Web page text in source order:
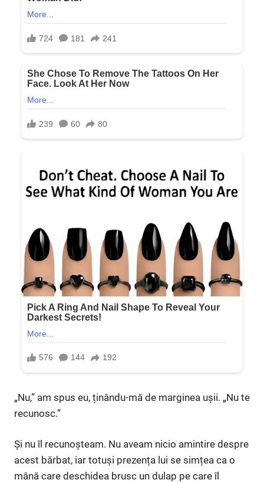
„Nu,” am spus eu, ținându-mă de marginea ușii. „Nu te
recunosc.”
Și nu îl recunoșteam. Nu aveam nicio amintire despre
acest bărbat, iar totuși prezența lui se simțea ca o
mână care deschidea brusc un dulap pe care îl